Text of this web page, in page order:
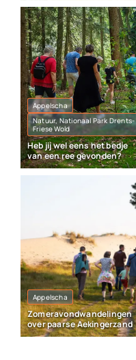
Appelscha
Natuur, Nationaal Park Drents-
Friese Wold
Heb jij wel eens het bedje
van een ree gevonden?
Appelscha
Zomeravondwandelingen
over paarse Aekingerzand